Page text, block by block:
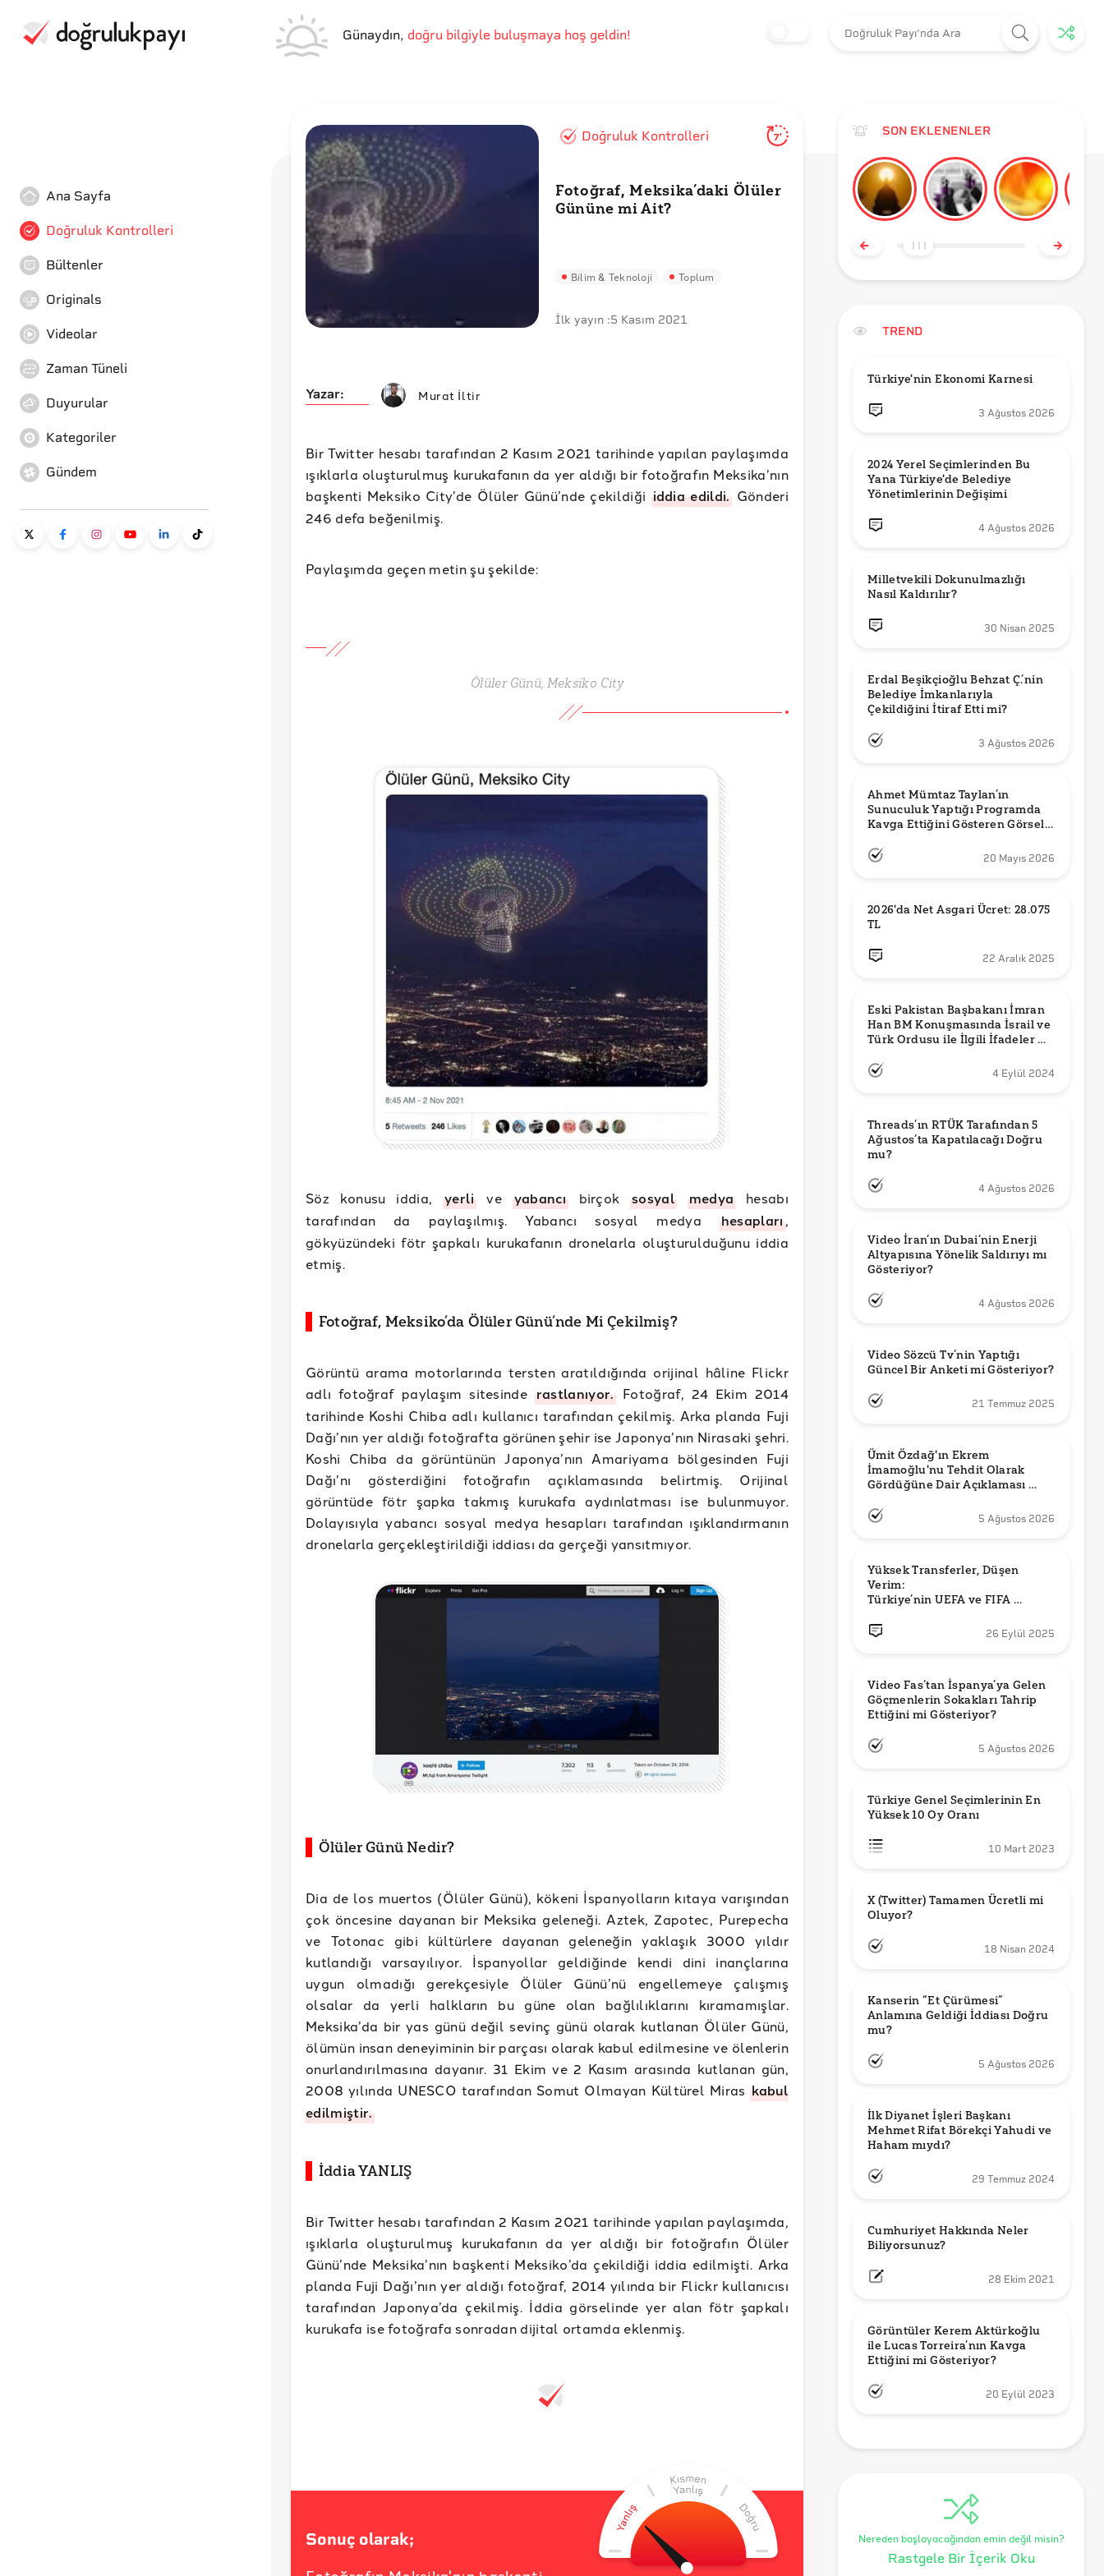
Günaydın, doğru bilgiyle buluşmaya hoş geldin!
Ana Sayfa
Doğruluk Kontrolleri
Bültenler
Originals
Videolar
Zaman Tüneli
Duyurular
Kategoriler
Gündem
Doğruluk Kontrolleri 7'
Fotoğraf, Meksika’daki Ölüler
Gününe mi Ait?
Bilim & Teknoloji Toplum
İlk yayın :5 Kasım 2021
Yazar: Murat İltir
Bir Twitter hesabı tarafından 2 Kasım 2021 tarihinde yapılan paylaşımda
ışıklarla oluşturulmuş kurukafanın da yer aldığı bir fotoğrafın Meksika’nın
başkenti Meksiko City’de Ölüler Günü’nde çekildiği iddia edildi.Gönderi
246 defa beğenilmiş.
Paylaşımda geçen metin şu şekilde:
Ölüler Günü, Meksiko City
Söz konusu iddia, yerlive yabancıbirçoksosyal medya hesabı
tarafından da paylaşılmış. Yabancı sosyal medya hesapları,
gökyüzündeki fötr şapkalı kurukafanın dronelarla oluşturulduğunu iddia
etmiş.
Fotoğraf, Meksiko’da Ölüler Günü’nde Mi Çekilmiş?
Görüntü arama motorlarında tersten aratıldığında orijinal hâline Flickr
adlı fotoğraf paylaşım sitesinde rastlanıyor.Fotoğraf, 24 Ekim 2014
tarihinde Koshi Chiba adlı kullanıcı tarafından çekilmiş. Arka planda Fuji
Dağı’nın yer aldığı fotoğrafta görünen şehir ise Japonya’nın Nirasaki şehri.
Koshi Chiba da görüntünün Japonya’nın Amariyama bölgesinden Fuji
Dağı’nı gösterdiğini fotoğrafın açıklamasında belirtmiş. Orijinal
görüntüde fötr şapka takmış kurukafa aydınlatması ise bulunmuyor.
Dolayısıyla yabancı sosyal medya hesapları tarafından ışıklandırmanın
dronelarla gerçekleştirildiği iddiası da gerçeği yansıtmıyor.
Ölüler Günü Nedir?
Dia de los muertos (Ölüler Günü), kökeni İspanyolların kıtaya varışından
çok öncesine dayanan bir Meksika geleneği. Aztek, Zapotec, Purepecha
ve Totonac gibi kültürlere dayanan geleneğin yaklaşık 3000 yıldır
kutlandığı varsayılıyor. İspanyollar geldiğinde kendi dini inançlarına
uygun olmadığı gerekçesiyle Ölüler Günü’nü engellemeye çalışmış
olsalar da yerli halkların bu güne olan bağlılıklarını kıramamışlar.
Meksika’da bir yas günü değil sevinç günü olarak kutlanan Ölüler Günü,
ölümün insan deneyiminin bir parçası olarak kabul edilmesine ve ölenlerin
onurlandırılmasına dayanır. 31 Ekim ve 2 Kasım arasında kutlanan gün,
2008 yılında UNESCO tarafından Somut Olmayan Kültürel Miraskabul
edilmiştir.
İddia YANLIŞ
Bir Twitter hesabı tarafından 2 Kasım 2021 tarihinde yapılan paylaşımda,
ışıklarla oluşturulmuş kurukafanın da yer aldığı bir fotoğrafın Ölüler
Günü’nde Meksika’nın başkenti Meksiko’da çekildiği iddia edilmişti. Arka
planda Fuji Dağı’nın yer aldığı fotoğraf, 2014 yılında bir Flickr kullanıcısı
tarafından Japonya’da çekilmiş. İddia görselinde yer alan fötr şapkalı
kurukafa ise fotoğrafa sonradan dijital ortamda eklenmiş.
Sonuç olarak;
SON EKLENENLER
TREND
Türkiye'nin Ekonomi Karnesi
3 Ağustos 2026
2024 Yerel Seçimlerinden Bu
Yana Türkiye'de Belediye
Yönetimlerinin Değişimi
4 Ağustos 2026
Milletvekili Dokunulmazlığı
Nasıl Kaldırılır?
30 Nisan 2025
Erdal Beşikçioğlu Behzat Ç.’nin
Belediye İmkanlarıyla
3 Ağustos 2026
Ahmet Mümtaz Taylan’ın
Sunuculuk Yaptığı Programda
Kavga Ettiğini Gösteren Görsel
20 Mayıs 2026
2026'da Net Asgari Ücret: 28.075
TL
22 Aralık 2025
Eski Pakistan Başbakanı İmran
Han BM Konuşmasında İsrail ve
Türk Ordusu ile İlgili İfadeler mi
4 Eylül 2024
Threads’ın RTÜK Tarafından 5
Ağustos’ta Kapatılacağı Doğru
mu?
4 Ağustos 2026
Video İran’ın Dubai’nin Enerji
Altyapısına Yönelik Saldırıyı mı
Gösteriyor?
4 Ağustos 2026
Video Sözcü Tv’nin Yaptığı
Güncel Bir Anketi mi Gösteriyor?
21 Temmuz 2025
Ümit Özdağ'ın Ekrem
İmamoğlu'nu Tehdit Olarak
Gördüğüne Dair Açıklaması
5 Ağustos 2026
Yüksek Transferler, Düşen
Verim:
Türkiye’nin UEFA ve FIFA
26 Eylül 2025
Video Fas’tan İspanya’ya Gelen
Göçmenlerin Sokakları Tahrip
Ettiğini mi Gösteriyor?
5 Ağustos 2026
Türkiye Genel Seçimlerinin En
Yüksek 10 Oy Oranı
10 Mart 2023
X (Twitter) Tamamen Ücretli mi
Oluyor?
18 Nisan 2024
Kanserin “Et Çürümesi”
Anlamına Geldiği İddiası Doğru
mu?
5 Ağustos 2026
İlk Diyanet İşleri Başkanı
Mehmet Rifat Börekçi Yahudi ve
Haham mıydı?
29 Temmuz 2024
Cumhuriyet Hakkında Neler
Biliyorsunuz?
28 Ekim 2021
Görüntüler Kerem Aktürkoğlu
ile Lucas Torreira’nın Kavga
Ettiğini mi Gösteriyor?
20 Eylül 2023
Nereden başlayacağından emin değil misin?
Rastgele Bir İçerik Oku